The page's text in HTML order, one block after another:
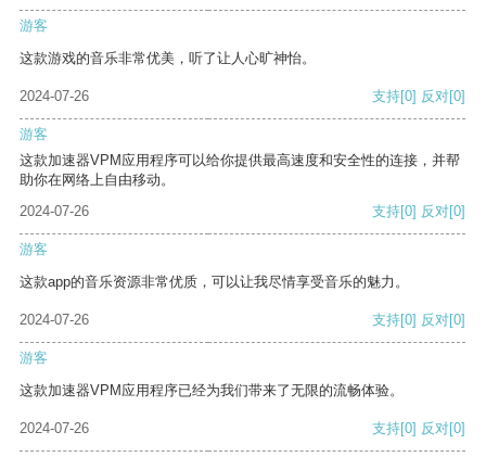
游客
这款游戏的音乐非常优美，听了让人心旷神怡。
2024-07-26 支持[0] 反对[0]
游客
这款加速器VPM应用程序可以给你提供最高速度和安全性的连接，并帮
助你在网络上自由移动。
2024-07-26
支持[0] 反对[0]
游客
这款app的音乐资源非常优质，可以让我尽情享受音乐的魅力。
2024-07-26 支持[0] 反对[0]
游客
这款加速器VPM应用程序已经为我们带来了无限的流畅体验。
2024-07-26 支持[0] 反对[0]